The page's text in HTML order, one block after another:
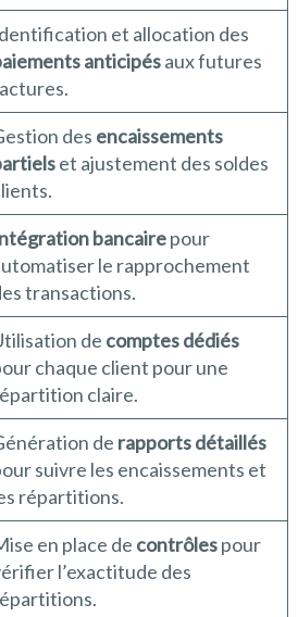
et allocation des
anticipésaux futures
des encaissements
et ajustement des soldes
bancairepour
le rapprochement
transactions.
de comptes dédiés
chaque client pour une
claire.
de rapports détaillés
suivre les encaissements et
répartitions.
en place de contrôlespour
l’exactitude des